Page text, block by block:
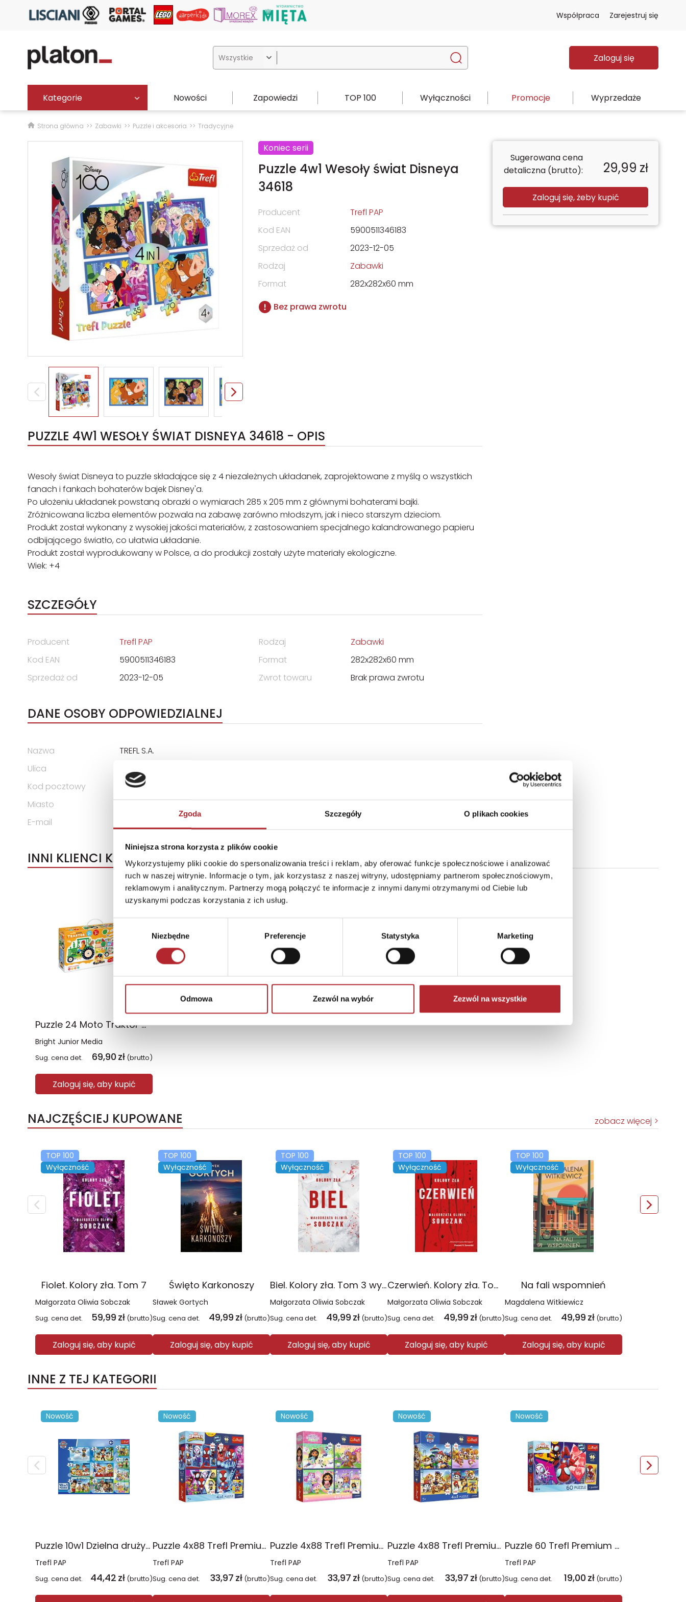
Zgoda Szczegóły O plikach cookies
Niniejsza strona korzysta z plików cookie
Wykorzystujemy pliki cookie do spersonalizowania treści i reklam, aby oferować funkcje społecznościowe i analizować
ruch w naszej witrynie. Informacje o tym, jak korzystasz z naszej witryny, udostępniamy partnerom społecznościowym,
reklamowym i analitycznym. Partnerzy mogą połączyć te informacje z innymi danymi otrzymanymi od Ciebie lub
uzyskanymi podczas korzystania z ich usług.
Wybór
zgody
Niezbędne Preferencje Statystyka Marketing
Odmowa Zezwól na wybór Zezwól na wszystkie
Współpraca Zarejestruj się
 Zaloguj się
Kategorie Nowości Zapowiedzi TOP 100 Wyłączności Promocje Wyprzedaże
Strona główna Zabawki Puzzle i akcesoria Tradycyjne
Koniec serii
Puzzle 4w1 Wesoły świat Disneya
34618
Producent
Trefl PAP
Kod EAN
5900511346183
Sprzedaż od
2023-12-05
Rodzaj
Zabawki
Format
282x282x60 mm
Bez prawa zwrotu
PUZZLE 4W1 WESOŁY ŚWIAT DISNEYA 34618 - OPIS
Wesoły świat Disneya to puzzle składające się z 4 niezależnych układanek, zaprojektowane z myślą o wszystkich
fanach i fankach bohaterów bajek Disney'a.
Po ułożeniu układanek powstaną obrazki o wymiarach 285 x 205 mm z głównymi bohaterami bajki.
Zróżnicowana liczba elementów pozwala na zabawę zarówno młodszym, jak i nieco starszym dzieciom.
Produkt został wykonany z wysokiej jakości materiałów, z zastosowaniem specjalnego kalandrowanego papieru
odbijającego światło, co ułatwia układanie.
Produkt został wyprodukowany w Polsce, a do produkcji zostały użyte materiały ekologiczne.
Wiek: +4
SZCZEGÓŁY
Producent
Trefl PAP
Kod EAN
5900511346183
Sprzedaż od
2023-12-05
Rodzaj
Zabawki
Format
282x282x60 mm
Zwrot towaru
Brak prawa zwrotu
DANE OSOBY ODPOWIEDZIALNEJ
Nazwa
TREFL S.A.
Ulica
Kod pocztowy
81-155
Miasto
E-mail
Sugerowana cena
detaliczna (brutto):
29,99 zł
Zaloguj się, żeby kupić
INNI KLIENCI KUPOWALI
Puzzle 24 Moto Traktor CzuCzu
Bright Junior Media
Sug. cena det. 69,90 zł (brutto)
Zaloguj się, aby kupić
NAJCZĘŚCIEJ KUPOWANE zobacz więcej
TOP 100
Wyłączność
Fiolet. Kolory zła. Tom 7
Małgorzata Oliwia Sobczak
Sug. cena det. 59,99 zł (brutto)
Zaloguj się, aby kupić
TOP 100
Wyłączność
Święto Karkonoszy
Sławek Gortych
Sug. cena det. 49,99 zł (brutto)
Zaloguj się, aby kupić
TOP 100
Wyłączność
Biel. Kolory zła. Tom 3 wyd. 2025
Małgorzata Oliwia Sobczak
Sug. cena det. 49,99 zł (brutto)
Zaloguj się, aby kupić
TOP 100
Wyłączność
Czerwień. Kolory zła. Tom 1 wyd. 2025
Małgorzata Oliwia Sobczak
Sug. cena det. 49,99 zł (brutto)
Zaloguj się, aby kupić
TOP 100
Wyłączność
Na fali wspomnień
Magdalena Witkiewicz
Sug. cena det. 49,99 zł (brutto)
Zaloguj się, aby kupić
INNE Z TEJ KATEGORII
Nowość
Puzzle 10w1 Dzielna drużyna Psiego Patrolu 96012
Trefl PAP
Sug. cena det. 44,42 zł (brutto)
Nowość
Puzzle 4x88 Trefl Premium Plus Kids Pajęczy dzień Spidey 34696
Trefl PAP
Sug. cena det. 33,97 zł (brutto)
Nowość
Puzzle 4x88 Trefl Premium Plus Kids Kocie harce Koci Domek Gabi 34694
Trefl PAP
Sug. cena det. 33,97 zł (brutto)
Nowość
Puzzle 4x88 Trefl Premium Plus Kids Psia Straż Psi Patrol 34693
Trefl PAP
Sug. cena det. 33,97 zł (brutto)
Nowość
Puzzle 60 Trefl Premium Plus Kids Niesamowita przygoda Spidey Marvel 17429
Trefl PAP
Sug. cena det. 19,00 zł (brutto)